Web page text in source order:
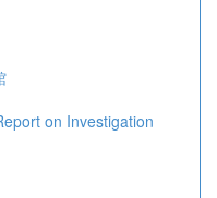
on Investigation